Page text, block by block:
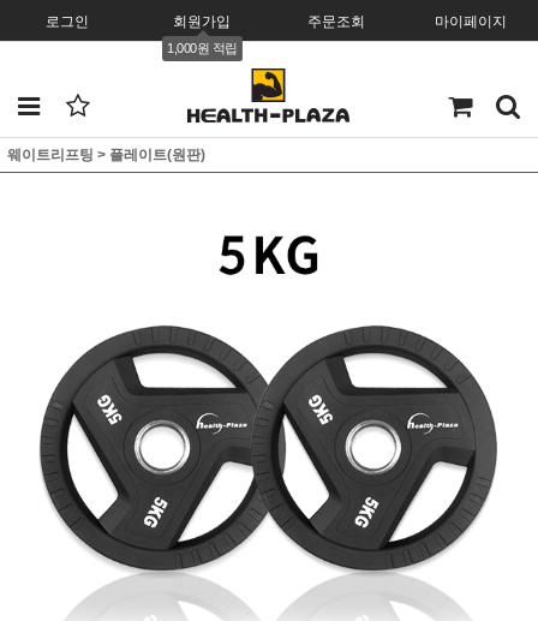
로그인 회원가입
1,000원 적립
주문조회 마이페이지
웨이트리프팅 > 플레이트(원판)